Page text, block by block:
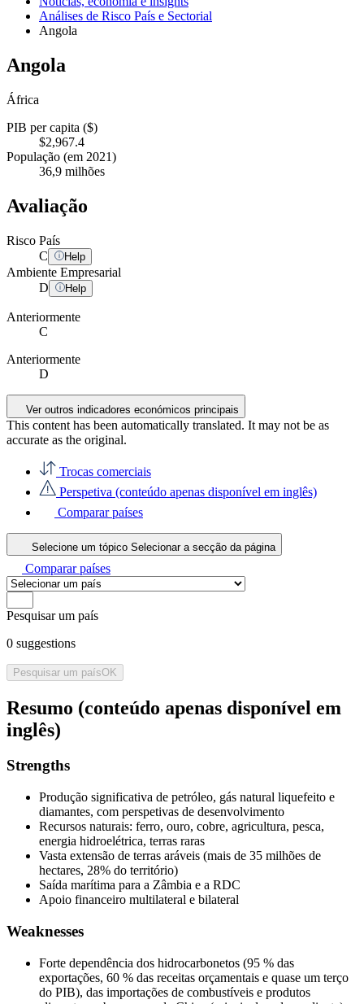
Análises de Risco País e Sectorial
Angola
Angola
África
PIB per capita ($)
$2,967.4
População (em 2021)
36,9 milhões
Avaliação
Risco País
C
Help
Ambiente Empresarial
D
Help
Anteriormente
C
Anteriormente
D
Ver outros indicadores económicos principais
This content has been automatically translated. It may not be as
accurate as the original.
Trocas comerciais
Perspetiva (conteúdo apenas disponível em inglês)
Comparar países
Selecione um tópico Selecionar a secção da página
Comparar países
Pesquisar um país
0 suggestions
Pesquisar um paísOK
Resumo (conteúdo apenas disponível em
inglês)
Strengths
Produção significativa de petróleo, gás natural liquefeito e
diamantes, com perspetivas de desenvolvimento
Recursos naturais: ferro, ouro, cobre, agricultura, pesca,
energia hidroelétrica, terras raras
Vasta extensão de terras aráveis (mais de 35 milhões de
hectares, 28% do território)
Saída marítima para a Zâmbia e a RDC
Apoio financeiro multilateral e bilateral
Weaknesses
Forte dependência dos hidrocarbonetos (95 % das
exportações, 60 % das receitas orçamentais e quase um terço
do PIB), das importações de combustíveis e produtos